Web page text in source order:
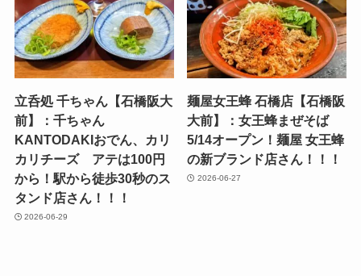
立呑処 千ちゃん【石橋阪大
前】：千ちゃん
KANTODAKIおでん、カリ
カリチーズ アテは100円
から！駅から徒歩30秒のス
タンド店さん！！！
2026-06-29
麺屋女王蜂 石橋店【石橋阪
大前】：女王蜂まぜそば
5/14オープン！麺屋 女王蜂
の新ブランド店さん！！！
2026-06-27